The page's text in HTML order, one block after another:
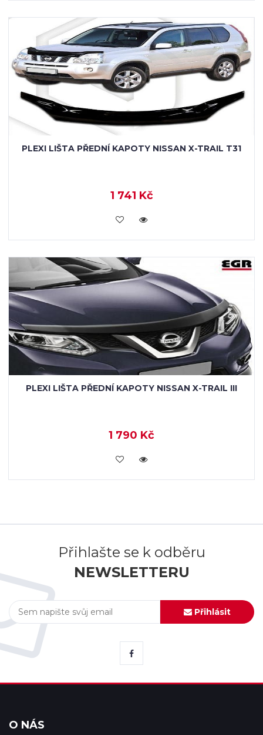
PLEXI LIŠTA PŘEDNÍ KAPOTY NISSAN X-TRAIL T31
1 741 Kč
KOUPIT
PLEXI LIŠTA PŘEDNÍ KAPOTY NISSAN X-TRAIL III
1 790 Kč
KOUPIT
Přihlašte se k odběru
NEWSLETTERU
Přihlásit
O NÁS